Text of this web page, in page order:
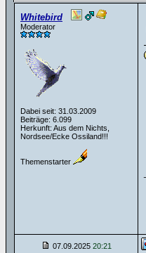
Whitebird
Moderator
Dabei seit: 31.03.2009
Beiträge: 6.099
Herkunft: Aus dem Nichts,
Nordsee/Ecke Ossiland!!!
Themenstarter
07.09.2025 20:21